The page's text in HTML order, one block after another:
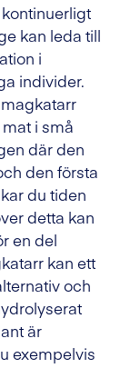
kan leda till
i
individer.
i små
där den
den första
du tiden
detta kan
en del
kan ett
och
är
exempelvis